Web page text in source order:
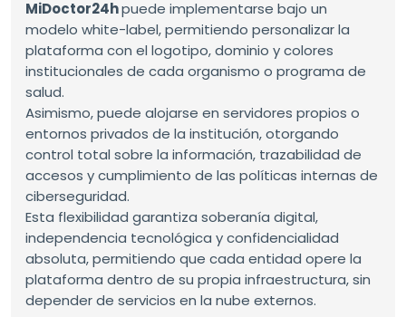
MiDoctor24hpuede implementarse bajo un
modelo white-label, permitiendo personalizar la
plataforma con el logotipo, dominio y colores
institucionales de cada organismo o programa de
salud.
Asimismo, puede alojarse en servidores propios o
entornos privados de la institución, otorgando
control total sobre la información, trazabilidad de
accesos y cumplimiento de las políticas internas de
ciberseguridad.
Esta flexibilidad garantiza soberanía digital,
independencia tecnológica y confidencialidad
absoluta, permitiendo que cada entidad opere la
plataforma dentro de su propia infraestructura, sin
depender de servicios en la nube externos.